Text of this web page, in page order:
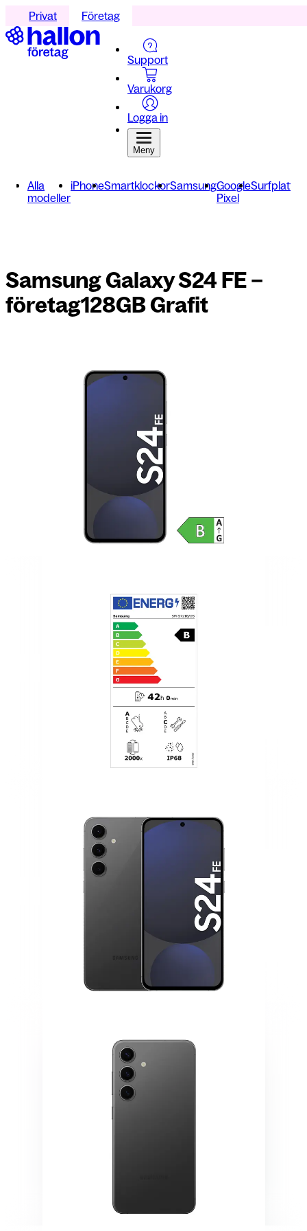
Privat Företag
Support
Varukorg
Logga in
Meny
Alla
modeller
iPhoneSmartklockorSamsungGoogle
Pixel
Surfplattor
Samsung Galaxy S24 FE –
företag128GB Grafit